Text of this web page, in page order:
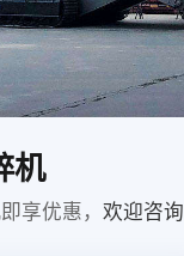
机
享优惠， 欢迎咨询